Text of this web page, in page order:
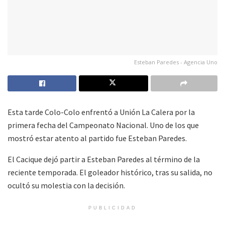
Esteban Paredes - Agencia Uno
Esta tarde Colo-Colo enfrentó a Unión La Calera por la
primera fecha del Campeonato Nacional. Uno de los que
mostró estar atento al partido fue Esteban Paredes.
El Cacique dejó partir a Esteban Paredes al término de la
reciente temporada. El goleador histórico, tras su salida, no
ocultó su molestia con la decisión.
PUBLICIDAD